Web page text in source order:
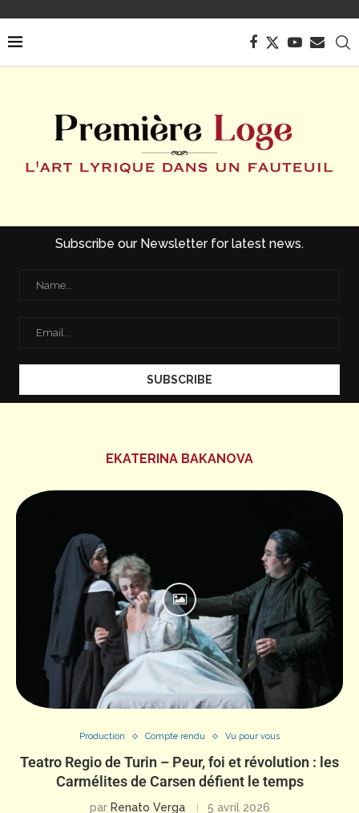
Subscribe our Newsletter for latest news.
EKATERINA BAKANOVA
Production Compte rendu Vu pour vous
Teatro Regio de Turin – Peur, foi et révolution : les
Carmélites de Carsen défient le temps
par Renato Verga 5 avril 2026